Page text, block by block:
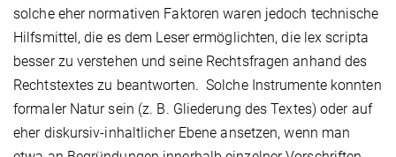
solche eher normativen Faktoren waren jedoch technische
Hilfsmittel, die es dem Leser ermöglichten, die lex scripta
besser zu verstehen und seine Rechtsfragen anhand des
Rechtstextes zu beantworten. Solche Instrumente konnten
formaler Natur sein (z. B. Gliederung des Textes) oder auf
eher diskursiv-inhaltlicher Ebene ansetzen, wenn man